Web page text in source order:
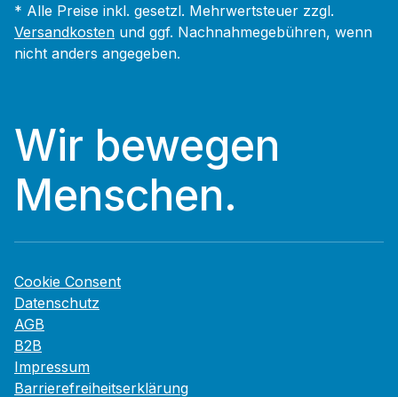
* Alle Preise inkl. gesetzl. Mehrwertsteuer zzgl.
Versandkosten und ggf. Nachnahmegebühren, wenn
nicht anders angegeben.
Wir bewegen
Menschen.
Cookie Consent
Datenschutz
AGB
B2B
Impressum
Barrierefreiheitserklärung